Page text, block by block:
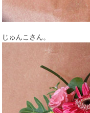
じゅんこさん。